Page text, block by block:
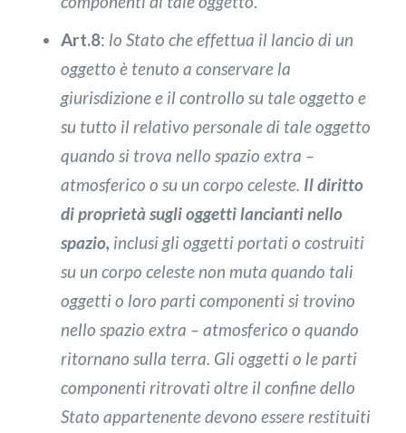
Art.8: lo Stato che effettua il lancio di un
oggetto è tenuto a conservare la
giurisdizione e il controllo su tale oggetto e
su tutto il relativo personale di tale oggetto
quando si trova nello spazio extra –
atmosferico o su un corpo celeste. Il diritto
di proprietà sugli oggetti lancianti nello
spazio, inclusi gli oggetti portati o costruiti
su un corpo celeste non muta quando tali
oggetti o loro parti componenti si trovino
nello spazio extra – atmosferico o quando
ritornano sulla terra. Gli oggetti o le parti
componenti ritrovati oltre il confine dello
Stato appartenente devono essere restituiti